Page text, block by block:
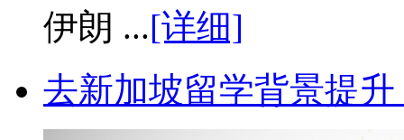
伊朗 ...[详细]
去新加坡留学背景提